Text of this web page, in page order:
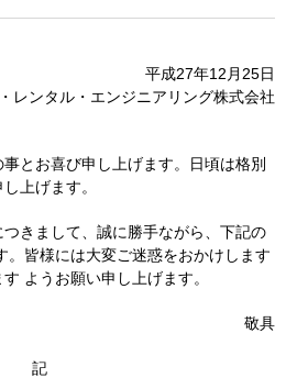
平成27年12月25日
レンタル・エンジニアリング株式会社
とお喜び申し上げます。日頃は格別
上げます。
きまして、誠に勝手ながら、下記の
。皆様には大変ご迷惑をおかけします
ようお願い申し上げます。
敬具
記